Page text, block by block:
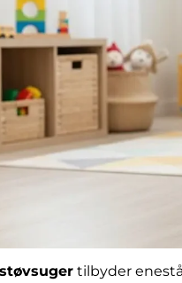
tilbyder